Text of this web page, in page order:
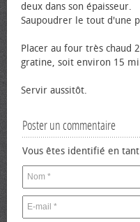
deux dans son épaisseur.
Saupoudrer le tout d'une
Placer au four très chaud
gratine, soit environ 15
Servir aussitôt.
Poster un commentaire
Vous êtes identifié en